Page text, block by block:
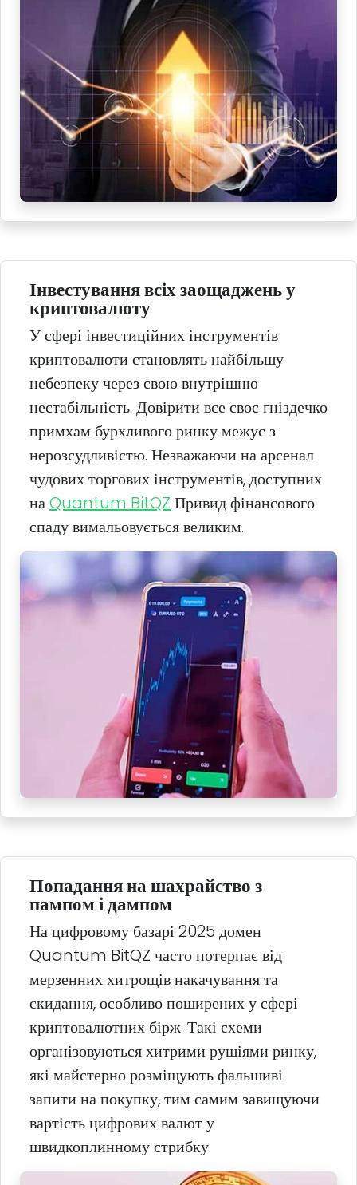
Інвестування всіх заощаджень у
криптовалюту
У сфері інвестиційних інструментів
криптовалюти становлять найбільшу
небезпеку через свою внутрішню
нестабільність. Довірити все своє гніздечко
примхам бурхливого ринку межує з
нерозсудливістю. Незважаючи на арсенал
чудових торгових інструментів, доступних
наQuantum BitQZ Привид фінансового
спаду вимальовується великим.
Попадання на шахрайство з
пампом і дампом
На цифровому базарі 2025 домен
Quantum BitQZ часто потерпає від
мерзенних хитрощів накачування та
скидання, особливо поширених у сфері
криптовалютних бірж. Такі схеми
організовуються хитрими рушіями ринку,
які майстерно розміщують фальшиві
запити на покупку, тим самим завищуючи
вартість цифрових валют у
швидкоплинному стрибку.